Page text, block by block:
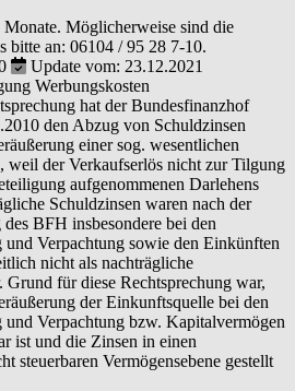
Möglicherweise sind die
bitte an: 06104 / 95 28 7-10.
Update vom: 23.12.2021
Werbungskosten
hat der Bundesfinanzhof
den Abzug von Schuldzinsen
einer sog. wesentlichen
weil der Verkaufserlös nicht zur Tilgung
aufgenommenen Darlehens
Schuldzinsen waren nach der
BFH insbesondere bei den
Verpachtung sowie den Einkünften
nicht als nachträgliche
Grund für diese Rechtsprechung war,
der Einkunftsquelle bei den
Verpachtung bzw. Kapitalvermögen
ist und die Zinsen in einen
steuerbaren Vermögensebene gestellt